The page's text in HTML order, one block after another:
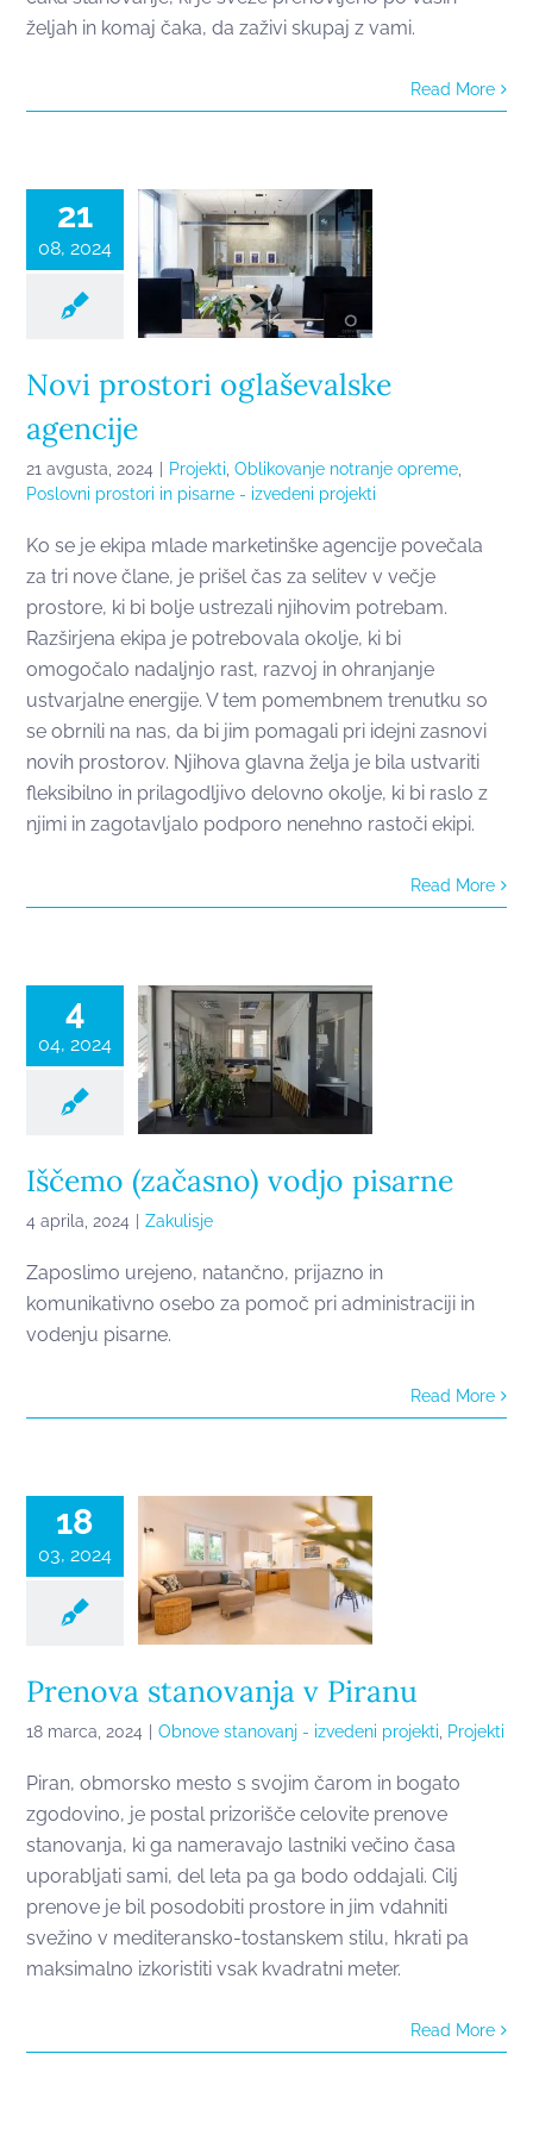
željah in komaj čaka, da zaživi skupaj z vami.
Read More
21
08, 2024
Novi prostori
agencije
Novi prostori oglaševalske
agencije
21 avgusta, 2024 Projekti,Oblikovanje notranje opreme,
Poslovni prostori in pisarne - izvedeni projekti
Ko se je ekipa mlade marketinške agencije povečala
za tri nove člane, je prišel čas za selitev v večje
prostore, ki bi bolje ustrezali njihovim potrebam.
Razširjena ekipa je potrebovala okolje, ki bi
omogočalo nadaljnjo rast, razvoj in ohranjanje
ustvarjalne energije. V tem pomembnem trenutku so
se obrnili na nas, da bi jim pomagali pri idejni zasnovi
novih prostorov. Njihova glavna želja je bila ustvariti
fleksibilno in prilagodljivo delovno okolje, ki bi raslo z
njimi in zagotavljalo podporo nenehno rastoči ekipi.
Read More
4
04, 2024
Iščemo
vodjo pisarne
Iščemo (začasno) vodjo pisarne
4 aprila, 2024 Zakulisje
Zaposlimo urejeno, natančno, prijazno in
komunikativno osebo za pomoč pri administraciji in
vodenju pisarne.
Read More
18
03, 2024
Prenova
Piranu
Prenova stanovanja v Piranu
18 marca, 2024 Obnove stanovanj - izvedeni projekti, Projekti
Piran, obmorsko mesto s svojim čarom in bogato
zgodovino, je postal prizorišče celovite prenove
stanovanja, ki ga nameravajo lastniki večino časa
uporabljati sami, del leta pa ga bodo oddajali. Cilj
prenove je bil posodobiti prostore in jim vdahniti
svežino v mediteransko-tostanskem stilu, hkrati pa
maksimalno izkoristiti vsak kvadratni meter.
Read More